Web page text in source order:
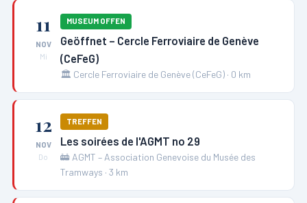
11
NOV
Mi
MUSEUM OFFEN
Geöffnet – Cercle Ferroviaire de Genève
(CeFeG)
🏛️ Cercle Ferroviaire de Genève (CeFeG) · 0 km
12
NOV
Do
TREFFEN
Les soirées de l'AGMT no 29
🚋 AGMT – Association Genevoise du Musée des
Tramways ·3 km